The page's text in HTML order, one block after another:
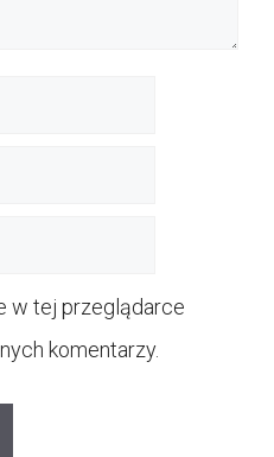
w tej przeglądarce
komentarzy.